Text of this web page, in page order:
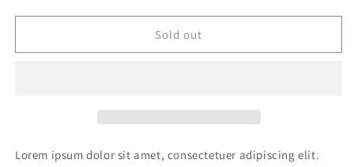
for
Bowl
for
Bowl
Sold out
Lorem ipsum dolor sit amet, consectetuer adipiscing elit.